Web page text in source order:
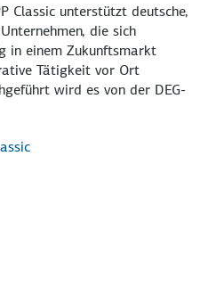
Classic unterstützt deutsche,
die sich
in einem Zukunftsmarkt
Tätigkeit vor Ort
wird es von der DEG-